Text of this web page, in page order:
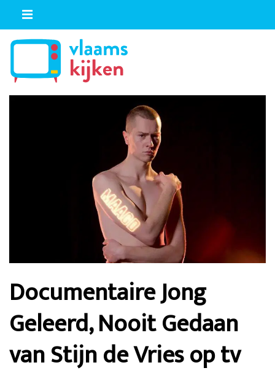
Documentaire Jong
Geleerd, Nooit Gedaan
van Stijn de Vries op tv